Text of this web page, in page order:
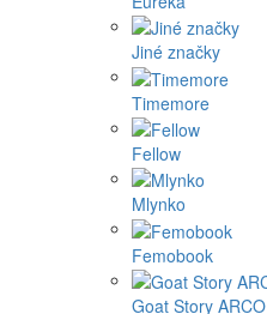
Jiné značky
Timemore
Fellow
Mlynko
Femobook
Goat Story ARCO